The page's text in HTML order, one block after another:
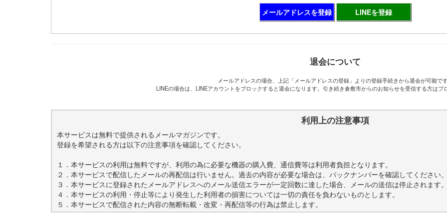
メールアドレスを登録 LINEを登録
退会について
メールアドレスの場合、上記「メールアドレスの登録」よりの登録手続きから退会が可能です
LINEの場合は、LINEアカウントをブロックすると退会になります。引き続き倉敷市からのお知らせを受信する方はブ
利用上の注意事項
本サービスは無料で提供されるメールマガジンです。
登録を希望される方は以下の注意事項を確認してください。
１．本サービスの利用は無料ですが、利用の為に必要な機器の購入費、通信費等は利用者負担となります。
２．本サービスで配信したメールの再配信は行いません。過去の内容が必要な場合は、バックナンバーを確認してください。
３．本サービスに登録されたメールアドレスへのメール送信エラーが一定回数に達した場合、メールの送信は停止されます。
４．本サービスの利用・停止等により発生した利用者の損害については一切の責任を負わないものとします。
５．本サービスで配信された内容の無断転載・改変・再配信等の行為は禁止します。